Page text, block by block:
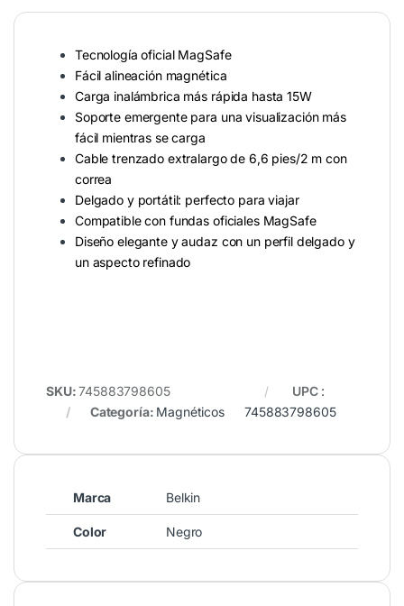
Tecnología oficial MagSafe
Fácil alineación magnética
Carga inalámbrica más rápida hasta 15W
Soporte emergente para una visualización más
fácil mientras se carga
Cable trenzado extralargo de 6,6 pies/2 m con
correa
Delgado y portátil: perfecto para viajar
Compatible con fundas oficiales MagSafe
Diseño elegante y audaz con un perfil delgado y
un aspecto refinado
SKU:745883798605
Categoría: Magnéticos
UPC :
745883798605
Marca Belkin
Color Negro